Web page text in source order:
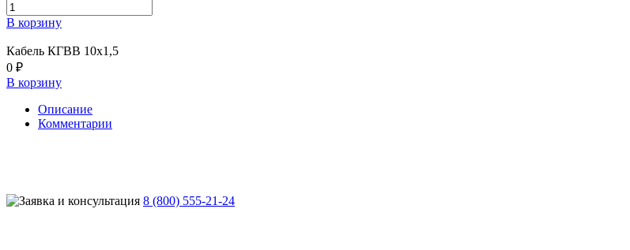
В корзину
Кабель КГВВ 10х1,5
0 ₽
В корзину
Описание
Комментарии
8 (800) 555-21-24